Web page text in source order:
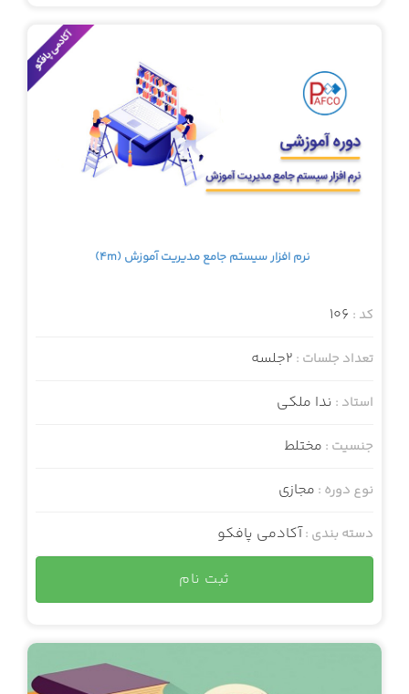
نرم افزار سیستم جامع مدیریت آموزش (4m)
کد : 106
تعداد جلسات : 2جلسه
استاد : ندا ملکی
جنسیت : مختلط
نوع دوره : مجازی
دسته بندی :آکادمی پافکو
ثبت نام